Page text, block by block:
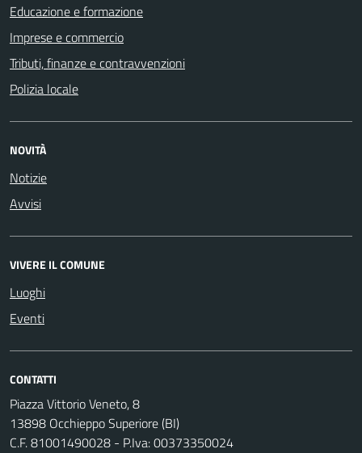
Educazione e formazione
Imprese e commercio
Tributi, finanze e contravvenzioni
Polizia locale
NOVITÀ
Notizie
Avvisi
VIVERE IL COMUNE
Luoghi
Eventi
CONTATTI
Piazza Vittorio Veneto, 8
13898 Occhieppo Superiore (BI)
C.F. 81001490028 - P.Iva: 00373350024